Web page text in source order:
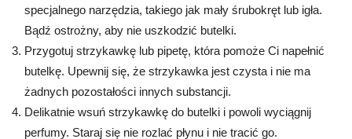
specjalnego narzędzia, takiego jak mały śrubokręt lub igła.
Bądź ostrożny, aby nie uszkodzić butelki.
Przygotuj strzykawkę lub pipetę, która pomoże Ci napełnić
butelkę. Upewnij się, że strzykawka jest czysta i nie ma
żadnych pozostałości innych substancji.
Delikatnie wsuń strzykawkę do butelki i powoli wyciągnij
perfumy. Staraj się nie rozlać płynu i nie tracić go.